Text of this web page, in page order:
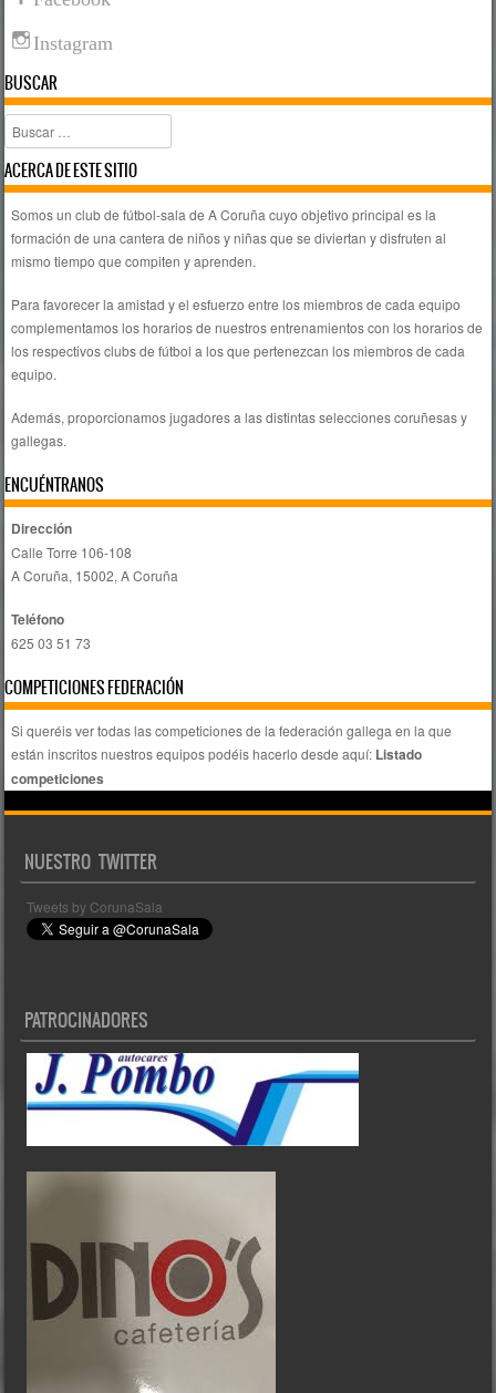
Instagram
BUSCAR
Buscar
ACERCA DE ESTE SITIO
Somos un club de fútbol-sala de A Coruña cuyo objetivo principal es la
formación de una cantera de niños y niñas que se diviertan y disfruten al
mismo tiempo que compiten y aprenden.
Para favorecer la amistad y el esfuerzo entre los miembros de cada equipo
complementamos los horarios de nuestros entrenamientos con los horarios de
los respectivos clubs de fútbol a los que pertenezcan los miembros de cada
equipo.
Además, proporcionamos jugadores a las distintas selecciones coruñesas y
gallegas.
ENCUÉNTRANOS
Dirección
Calle Torre 106-108
A Coruña, 15002, A Coruña
Teléfono
625 03 51 73
COMPETICIONES FEDERACIÓN
Si queréis ver todas las competiciones de la federación gallega en la que
están inscritos nuestros equipos podéis hacerlo desde aquí: Listado
competiciones
NUESTRO TWITTER
Tweets by CorunaSala
PATROCINADORES